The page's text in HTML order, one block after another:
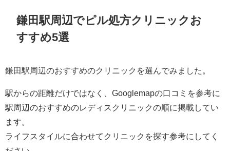
鎌田駅周辺でピル処方クリニックお
すすめ5選
鎌田駅周辺のおすすめのクリニックを選んでみました。
駅からの距離だけではなく、Googlemapの口コミを参考に
駅周辺のおすすめのレディスクリニックの順に掲載してい
ます。
ライフスタイルに合わせてクリニックを探す参考にしてく